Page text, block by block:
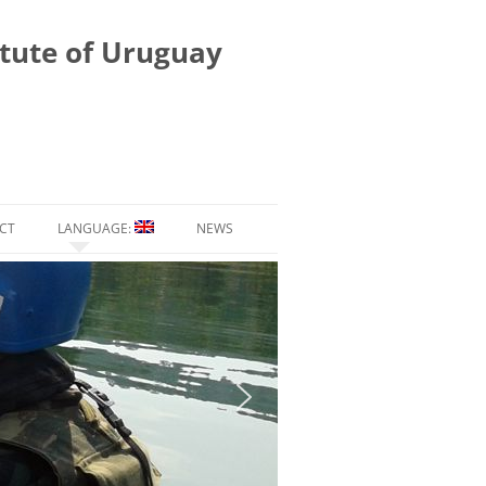
of Uruguay
LANGUAGE:
ESPAÑOL
ENGLISH
NEWS